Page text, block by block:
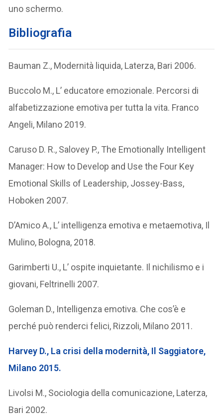
uno schermo.
Bibliografia
Bauman Z., Modernità liquida, Laterza, Bari 2006.
Buccolo M., L’ educatore emozionale. Percorsi di
alfabetizzazione emotiva per tutta la vita. Franco
Angeli, Milano 2019.
Caruso D. R., Salovey P., The Emotionally Intelligent
Manager: How to Develop and Use the Four Key
Emotional Skills of Leadership, Jossey-Bass,
Hoboken 2007.
D’Amico A., L’ intelligenza emotiva e metaemotiva, Il
Mulino, Bologna, 2018.
Garimberti U., L’ ospite inquietante. Il nichilismo e i
giovani, Feltrinelli 2007.
Goleman D., Intelligenza emotiva. Che cos’è e
perché può renderci felici, Rizzoli, Milano 2011.
Harvey D., La crisi della modernità, Il Saggiatore,
Milano 2015.
Livolsi M., Sociologia della comunicazione, Laterza,
Bari 2002.